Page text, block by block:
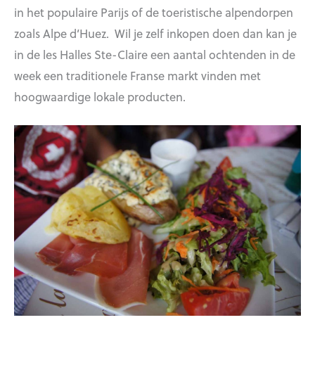
in het populaire Parijs of de toeristische alpendorpen
zoals Alpe d’Huez. Wil je zelf inkopen doen dan kan je
in de les Halles Ste-Claire een aantal ochtenden in de
week een traditionele Franse markt vinden met
hoogwaardige lokale producten.